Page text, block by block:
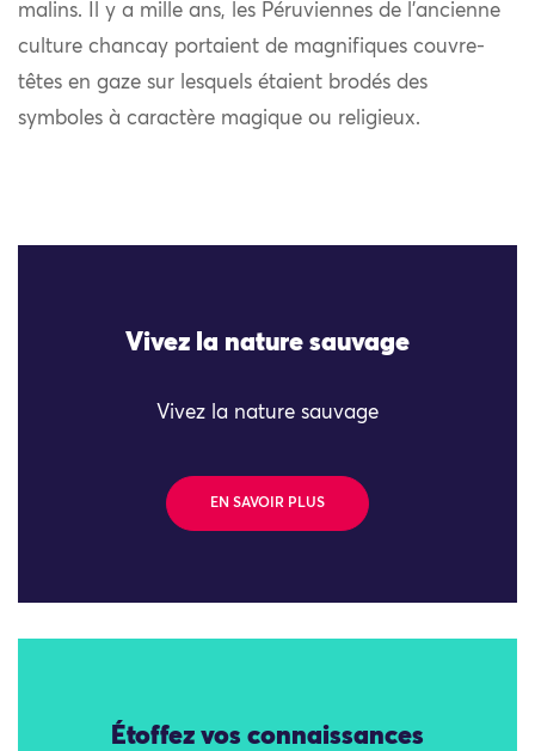
malins. Il y a mille ans, les Péruviennes de l’ancienne
culture chancay portaient de magnifiques couvre-
têtes en gaze sur lesquels étaient brodés des
symboles à caractère magique ou religieux.
Vivez la nature sauvage
Vivez la nature sauvage
EN SAVOIR PLUS
Étoffez vos connaissances